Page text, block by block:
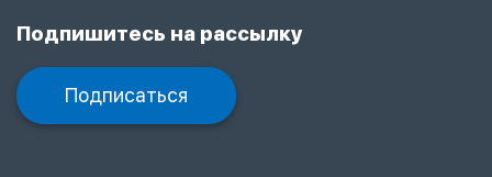
Подпишитесь на рассылку
Подписаться